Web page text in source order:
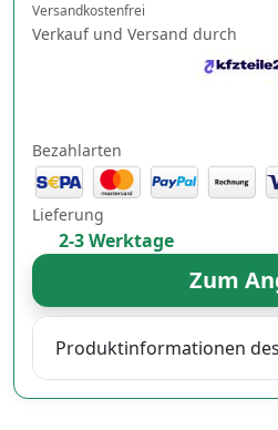
Versandkostenfrei
Verkauf und Versand durch
Bezahlarten
Lieferung
2-3 Werktage
Zum
Produktinformationen